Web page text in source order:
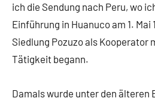
ich die Sendung nach Peru, wo
Einführung in Huanuco am 1. Mai
Siedlung Pozuzo als Kooperator
Tätigkeit begann.
Damals wurde unter den älteren